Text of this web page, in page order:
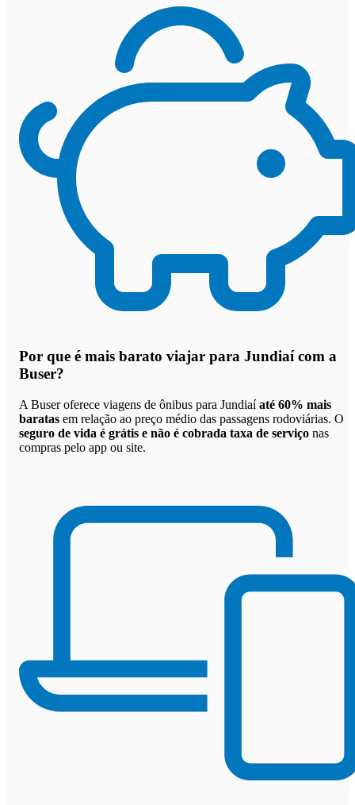
Por que é mais barato viajar para Jundiaí com a
Buser?
A Buser oferece viagens de ônibus para Jundiaíaté 60% mais
baratas em relação ao preço médio das passagens rodoviárias. O
seguro de vida é grátis e não é cobrada taxa de serviço nas
compras pelo app ou site.